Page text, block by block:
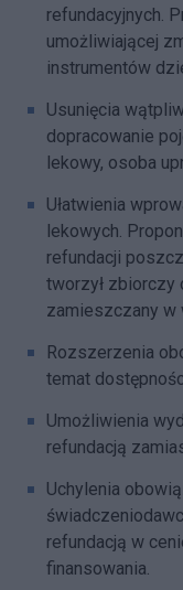
refundacyjnych.
umożliwiającej
instrumentów
Usunięcia
dopracowanie
lekowy, osoba
Ułatwienia
lekowych.
refundacji
tworzył zbiorczy
zamieszczany w
Rozszerzenia
temat
Umożliwienia
refundacją
Uchylenia
refundacją w
finansowania.